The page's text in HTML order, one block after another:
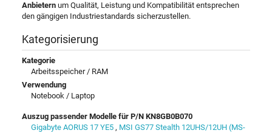
Anbietern um Qualität, Leistung und Kompatibilität entsprechen
den gängigen Industriestandards sicherzustellen.
Kategorisierung
Kategorie
Arbeitsspeicher / RAM
Verwendung
Notebook / Laptop
Auszug passender Modelle für P/N KN8GB0B070
Gigabyte AORUS 17 YE5 , MSI GS77 Stealth 12UHS/12UH (MS-